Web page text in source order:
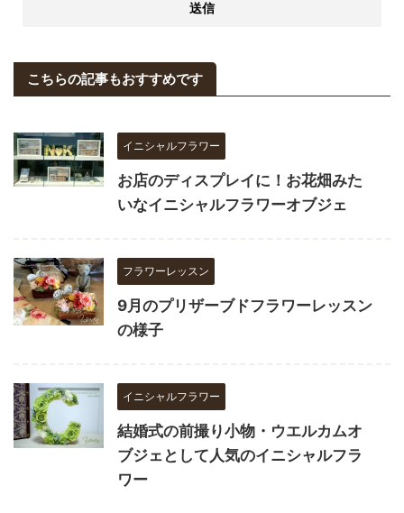
こちらの記事もおすすめです
イニシャルフラワー
お店のディスプレイに！お花畑みた
いなイニシャルフラワーオブジェ
フラワーレッスン
9月のプリザーブドフラワーレッスン
の様子
イニシャルフラワー
結婚式の前撮り小物・ウエルカムオ
ブジェとして人気のイニシャルフラ
ワー